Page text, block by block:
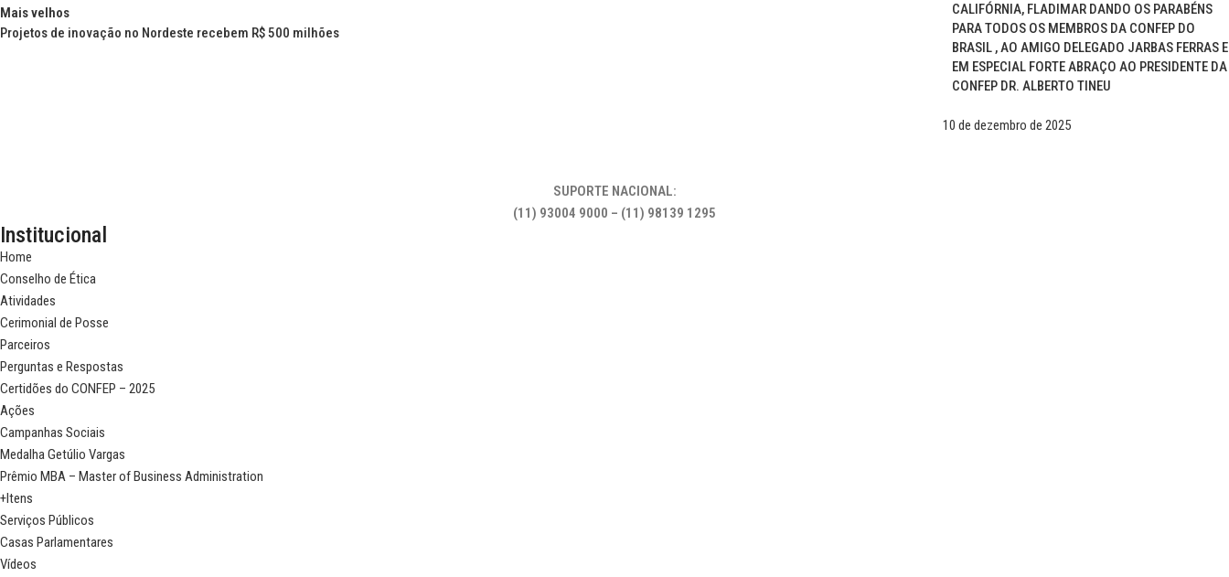
Mais velhos
Projetos de inovação no Nordeste recebem R$ 500 milhões
CALIFÓRNIA, FLADIMAR DANDO OS PARABÉNS
PARA TODOS OS MEMBROS DA CONFEP DO
BRASIL , AO AMIGO DELEGADO JARBAS FERRAS E
EM ESPECIAL FORTE ABRAÇO AO PRESIDENTE DA
CONFEP DR. ALBERTO TINEU
10 de dezembro de 2025
SUPORTE NACIONAL:
(11) 93004 9000 – (11) 98139 1295
Institucional
Home
Conselho de Ética
Atividades
Cerimonial de Posse
Parceiros
Perguntas e Respostas
Certidões do CONFEP – 2025
Ações
Campanhas Sociais
Medalha Getúlio Vargas
Prêmio MBA – Master of Business Administration
+Itens
Serviços Públicos
Casas Parlamentares
Vídeos